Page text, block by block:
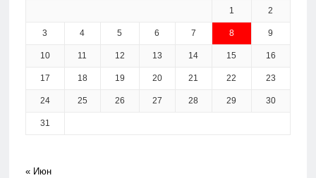
1 2
3 4 5 6 7 8 9
10 11 12 13 14 15 16
17 18 19 20 21 22 23
24 25 26 27 28 29 30
31
« Июн